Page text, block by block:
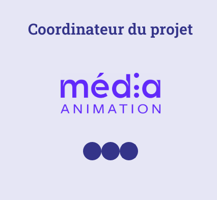
Coordinateur du projet
Facebook
Instagram
LinkedIn